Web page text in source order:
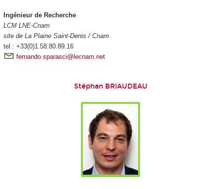
Ingénieur de Recherche
LCM LNE-Cnam
site de La Plaine Saint-Denis / Cnam
tel : +33(0)1.58.80.89.16
fernando.sparasci@lecnam.net
Stéphan BRIAUDEAU